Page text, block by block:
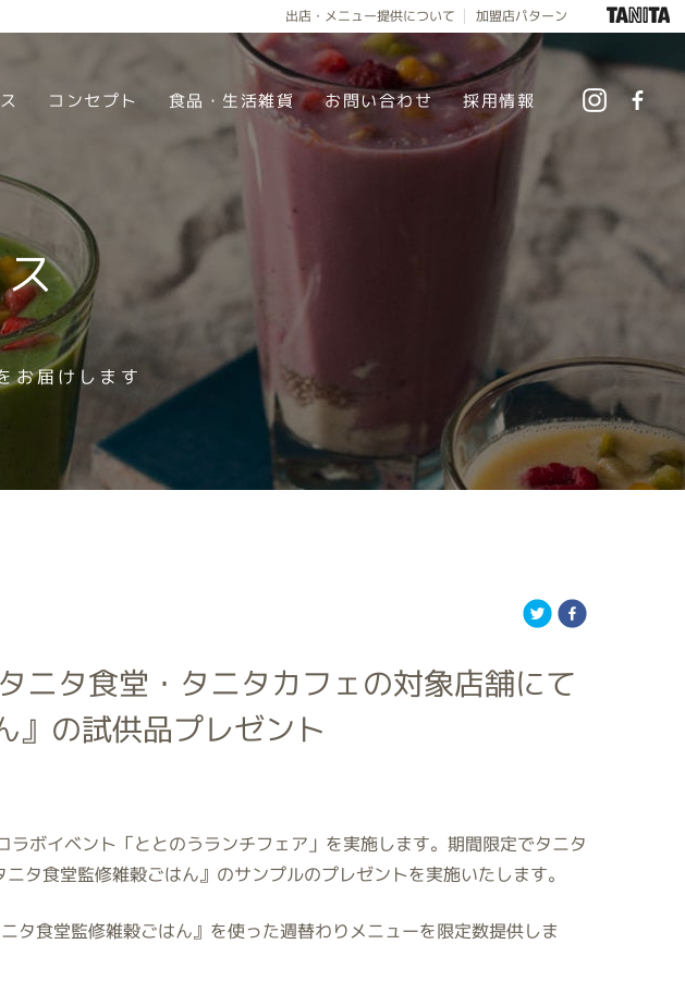
出店・メニュー提供について 加盟店パターン
コンセプト 食品・生活雑貨 お問い合わせ 採用情報
お届けします
ニタ食堂・タニタカフェの対象店舗にて
』の試供品プレゼント
ラボイベント「ととのうランチフェア」を実施します。期間限定でタニタ
タ食堂監修雑穀ごはん』のサンプルのプレゼントを実施いたします。
タ食堂監修雑穀ごはん』を使った週替わりメニューを限定数提供しま